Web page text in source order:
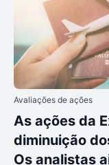
Avaliações de ações
As ações da
diminuição
Os analistas